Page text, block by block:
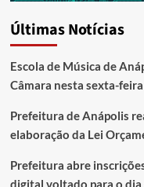
Últimas Notícias
Escola de Música de
Câmara nesta sexta-
Prefeitura de Anápolis
elaboração da Lei
Prefeitura abre
digital voltado para o dia